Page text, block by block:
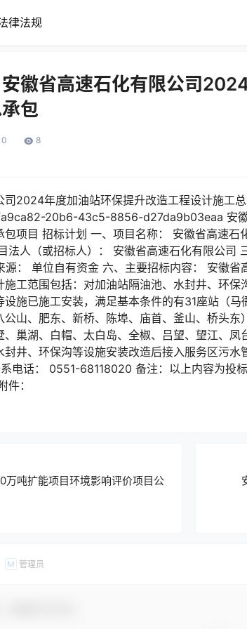
律法规
安徽省高速石化有限公司
包
0 8
司2024年度加油站环保提升改造工程设计施工
20b6-43c5-8856-d27da9b03eaa 安
包项目 招标计划 一、项目名称： 安徽省高速
法人（或招标人）： 安徽省高速石化有限公司
： 单位自有资金 六、主要招标内容： 安徽
工范围包括：对加油站隔油池、水封井、环
施已施工安装，满足基本条件的有31座站（
公山、肥东、新桥、陈埠、庙首、釜山、桥头
、巢湖、白帽、太白岛、全椒、吕望、望江、
井、环保沟等设施安装改造后接入服务区污
电话： 0551-68118020 备注：以上内容为投
：
万吨扩能项目环境影响评价项目公
M 管理员